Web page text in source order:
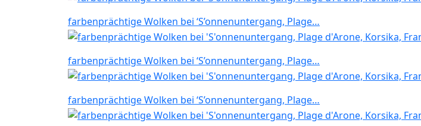
farbenprächtige Wolken bei ‘S’onnenuntergang, Plage…
farbenprächtige Wolken bei ‘S’onnenuntergang, Plage…
farbenprächtige Wolken bei ‘S’onnenuntergang, Plage…